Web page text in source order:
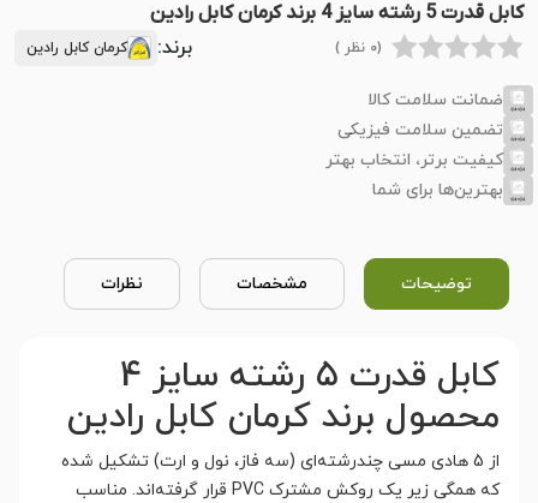
کابل قدرت 5 رشته سایز 4 برند کرمان کابل رادین
(0 نظر ) برند: کرمان کابل رادین
ضمانت سلامت کالا
تضمین سلامت فیزیکی
کیفیت برتر، انتخاب بهتر
بهترین‌ها برای شما
توضیحات مشخصات نظرات
کابل قدرت 5 رشته سایز 4
محصول برند کرمان کابل رادین
از 5 هادی مسی چندرشته‌ای (سه فاز، نول و ارت) تشکیل شده
که همگی زیر یک روکش مشترک PVC قرار گرفته‌اند. مناسب